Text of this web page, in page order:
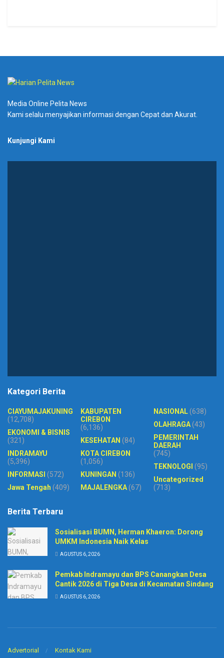
Media Online Pelita News
Kami selalu menyajikan informasi dengan Cepat dan Akurat.
Kunjungi Kami
Kategori Berita
CIAYUMAJAKUNING
(12,708)
EKONOMI & BISNIS
(321)
INDRAMAYU
(5,396)
INFORMASI (572)
Jawa Tengah (409)
KABUPATEN
CIREBON
(6,136)
KESEHATAN (84)
KOTA CIREBON
(1,056)
KUNINGAN (136)
MAJALENGKA(67)
NASIONAL(638)
OLAHRAGA(43)
PEMERINTAH
DAERAH
(745)
TEKNOLOGI (95)
Uncategorized
(713)
Berita Terbaru
Sosialisasi BUMN, Herman Khaeron: Dorong
UMKM Indonesia Naik Kelas
AGUSTUS 6, 2026
Pemkab Indramayu dan BPS Canangkan Desa
Cantik 2026 di Tiga Desa di Kecamatan Sindang
AGUSTUS 6, 2026
Advertorial Kontak Kami